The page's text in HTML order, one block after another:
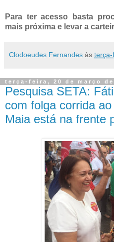
Para ter acesso basta
mais próxima e levar a
Clodoeudes Fernandes às terça-
terça-feira, 20 de março de
Pesquisa SETA:
com folga corrida
Maia está na frente